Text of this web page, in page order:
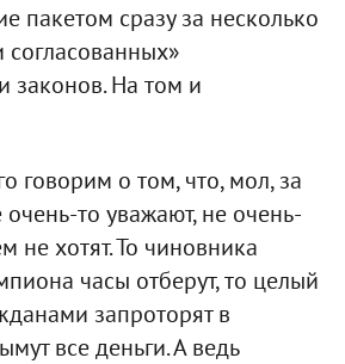
пакетом сразу за несколько
законов. На том и
говорим о том, что, мол, за
то уважают, не очень-
не хотят. То чиновника
часы отберут, то целый
запроторят в
все деньги. А ведь